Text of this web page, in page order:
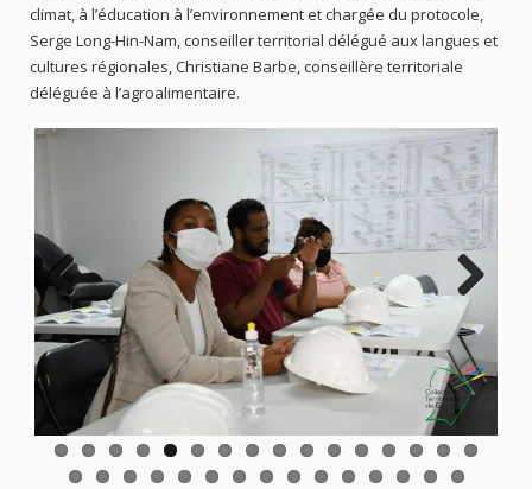
climat, à l’éducation à l’environnement et chargée du protocole,
Serge Long-Hin-Nam, conseiller territorial délégué aux langues et
cultures régionales, Christiane Barbe, conseillère territoriale
déléguée à l’agroalimentaire.
Previo
us
Next